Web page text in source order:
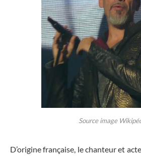
Source image
D’origine française, le chanteur et